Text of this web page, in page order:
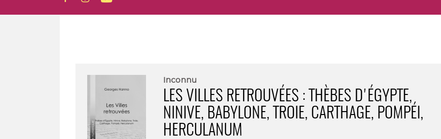
Inconnu
LES VILLES RETROUVÉES : THÈBES D'ÉGYPTE,
NINIVE, BABYLONE, TROIE, CARTHAGE, POMPÉI,
HERCULANUM